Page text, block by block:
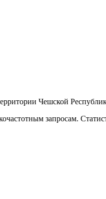
Чешской
запросам.